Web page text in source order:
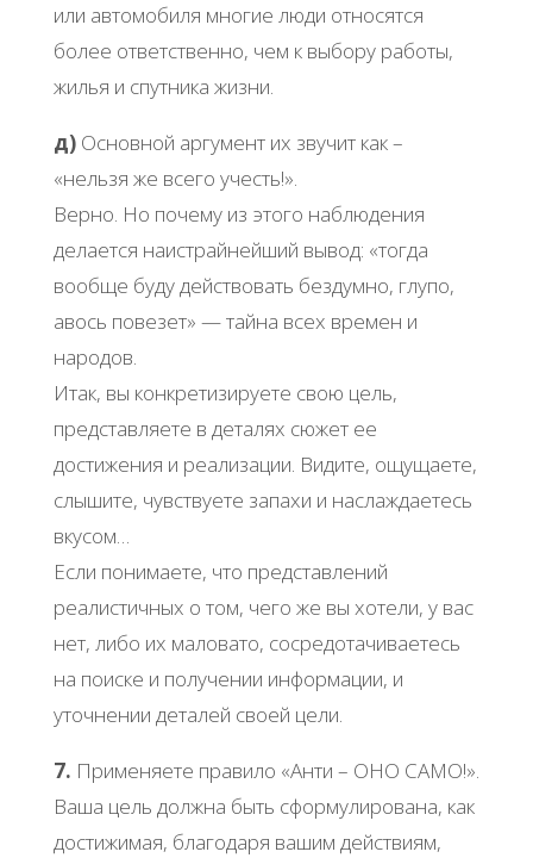
или автомобиля многие люди относятся
более ответственно, чем к выбору работы,
жилья и спутника жизни.
д)Основной аргумент их звучит как –
«нельзя же всего учесть!».
Верно. Но почему из этого наблюдения
делается наистрайнейший вывод: «тогда
вообще буду действовать бездумно, глупо,
авось повезет» — тайна всех времен и
народов.
Итак, вы конкретизируете свою цель,
представляете в деталях сюжет ее
достижения и реализации. Видите, ощущаете,
слышите, чувствуете запахи и наслаждаетесь
вкусом…
Если понимаете, что представлений
реалистичных о том, чего же вы хотели, у вас
нет, либо их маловато, сосредотачиваетесь
на поиске и получении информации, и
уточнении деталей своей цели.
7. Применяете правило «Анти – ОНО САМО!».
Ваша цель должна быть сформулирована, как
достижимая, благодаря вашим действиям,